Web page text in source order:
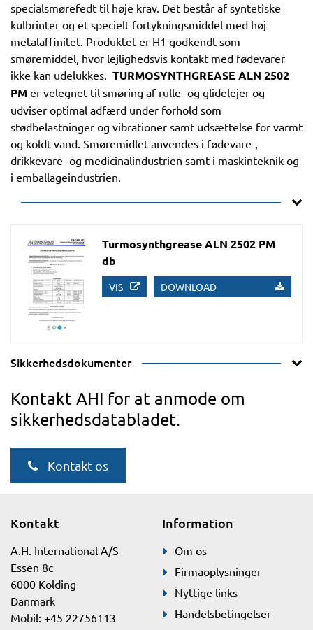
specialsmørefedt til høje krav. Det består af syntetiske
kulbrinter og et specielt fortykningsmiddel med høj
metalaffinitet. Produktet er H1 godkendt som
smøremiddel, hvor lejlighedsvis kontakt med fødevarer
ikke kan udelukkes. TURMOSYNTHGREASE ALN 2502
PM er velegnet til smøring af rulle- og glidelejer og
udviser optimal adfærd under forhold som
stødbelastninger og vibrationer samt udsættelse for varmt
og koldt vand. Smøremidlet anvendes i fødevare-,
drikkevare- og medicinalindustrien samt i maskinteknik og
i emballageindustrien.
Turmosynthgrease ALN 2502 PM
db
VIS DOWNLOAD
Sikkerhedsdokumenter
Kontakt AHI for at anmode om
sikkerhedsdatabladet.
Kontakt os
Kontakt
A.H. International A/S
Essen 8c
6000 Kolding
Danmark
Mobil: +45 22756113
Information
Om os
Firmaoplysninger
Nyttige links
Handelsbetingelser